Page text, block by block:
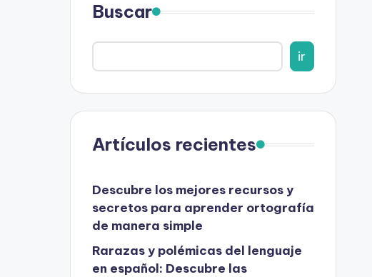
Buscar
ir
Artículos recientes
Descubre los mejores recursos y
secretos para aprender ortografía
de manera simple
Rarazas y polémicas del lenguaje
en español: Descubre las